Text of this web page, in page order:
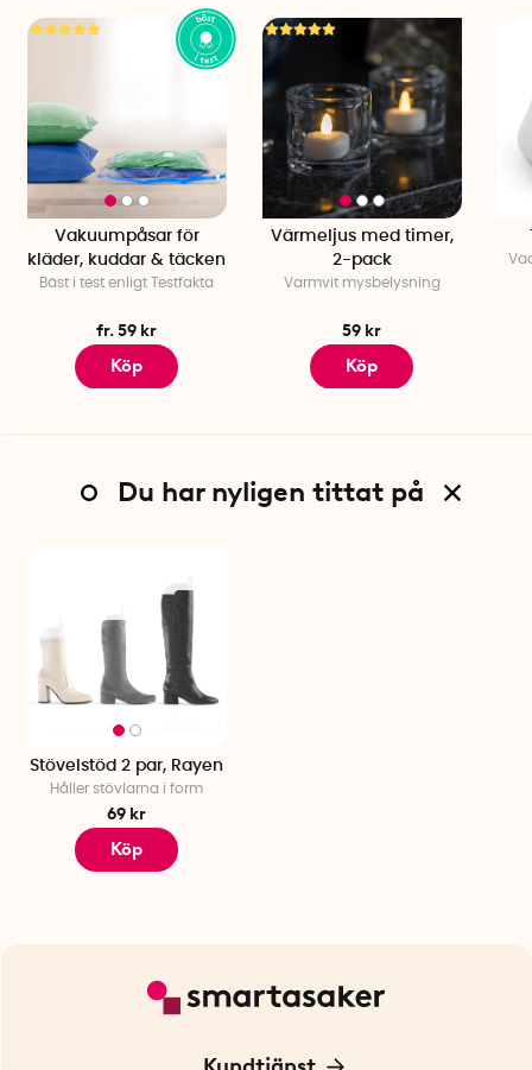
Vakuumpåsar för
kläder, kuddar & täcken
Bäst i test enligt Testfakta
fr. 59 kr
Köp
Värmeljus med timer,
2-pack
Varmvit mysbelysning
59 kr
Köp
Du har nyligen tittat på
Stövelstöd 2 par, Rayen
Håller stövlarna i form
69 kr
Köp